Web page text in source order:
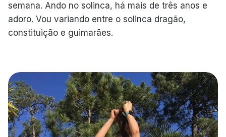
semana. Ando no solinca, há mais de três anos e
adoro. Vou variando entre o solinca dragão,
constituição e guimarães.